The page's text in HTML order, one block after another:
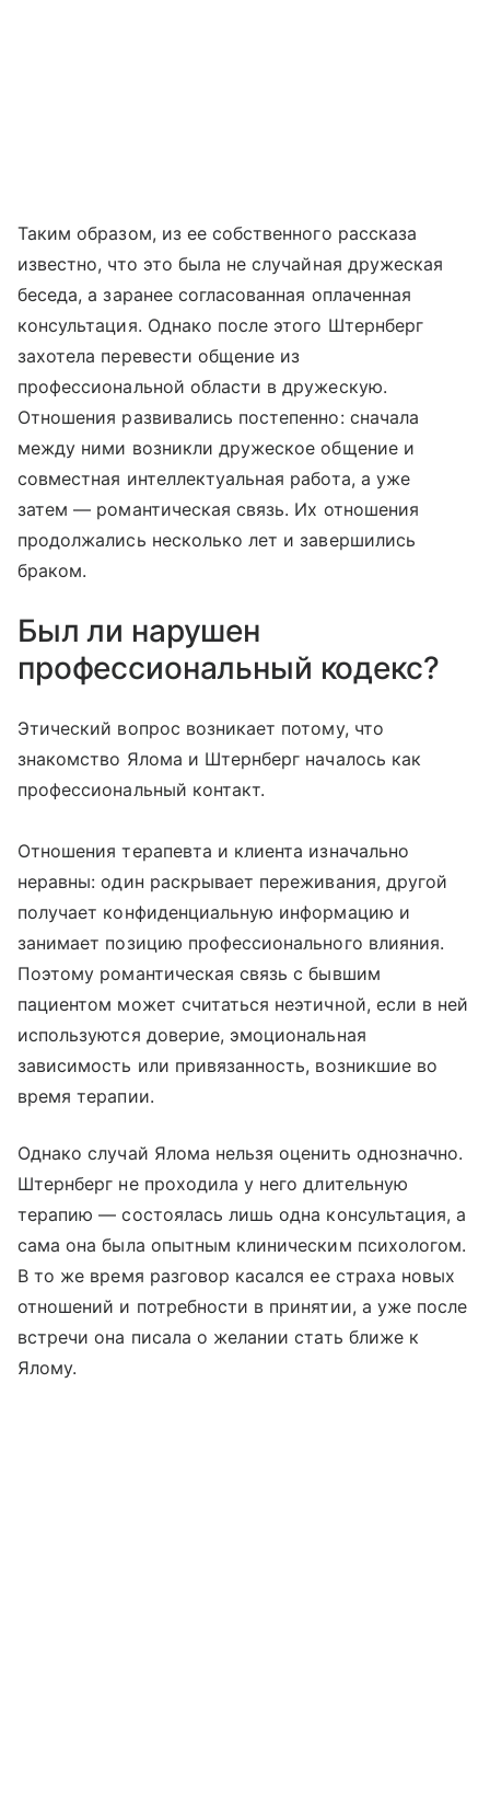
Таким образом, из ее собственного рассказа
известно, что это была не случайная дружеская
беседа, а заранее согласованная оплаченная
консультация. Однако после этого Штернберг
захотела перевести общение из
профессиональной области в дружескую.
Отношения развивались постепенно: сначала
между ними возникли дружеское общение и
совместная интеллектуальная работа, а уже
затем — романтическая связь. Их отношения
продолжались несколько лет и завершились
браком.
Был ли нарушен
профессиональный кодекс?
Этический вопрос возникает потому, что
знакомство Ялома и Штернберг началось как
профессиональный контакт.
Отношения терапевта и клиента изначально
неравны: один раскрывает переживания, другой
получает конфиденциальную информацию и
занимает позицию профессионального влияния.
Поэтому романтическая связь с бывшим
пациентом может считаться неэтичной, если в ней
используются доверие, эмоциональная
зависимость или привязанность, возникшие во
время терапии.
Однако случай Ялома нельзя оценить однозначно.
Штернберг не проходила у него длительную
терапию — состоялась лишь одна консультация, а
сама она была опытным клиническим психологом.
В то же время разговор касался ее страха новых
отношений и потребности в принятии, а уже после
встречи она писала о желании стать ближе к
Ялому.